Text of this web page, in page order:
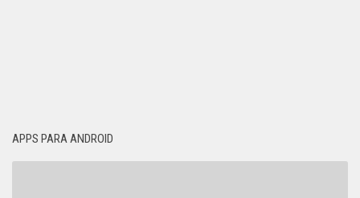
APPS PARA ANDROID